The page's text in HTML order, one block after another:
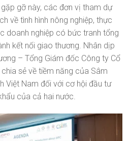
gỡ này, các đơn vị tham dự
về tình hình nông nghiệp, thực
doanh nghiệp có bức tranh tổng
kết nối giao thương. Nhân dịp
– Tổng Giám đốc Công ty Cổ
sẻ về tiềm năng của Sâm
Việt Nam đối với cơ hội đầu tư
của cả hai nước.